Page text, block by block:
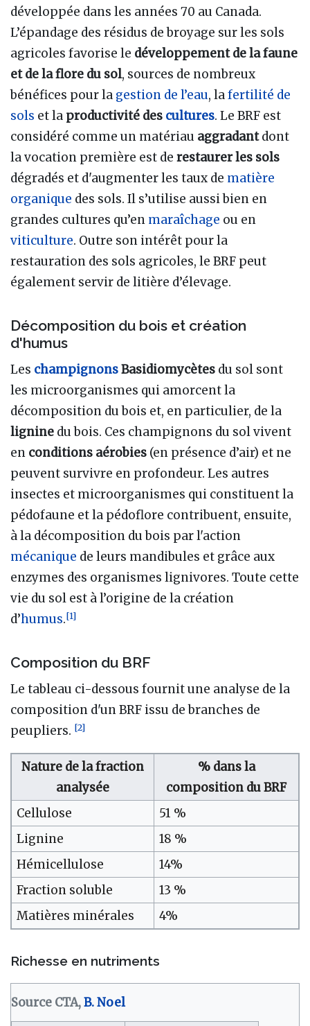
développée dans les années 70 au Canada.
L’épandage des résidus de broyage sur les sols
agricoles favorise le développement de la faune
et de la flore du sol, sources de nombreux
bénéfices pour la gestion de l’eau, lafertilité de
sols et la productivité des cultures. Le BRF est
considéré comme un matériau aggradantdont
la vocation première est de restaurer les sols
dégradés et d'augmenter les taux de matière
organique des sols. Il s’utilise aussi bien en
grandes cultures qu’en maraîchage ou en
viticulture. Outre son intérêt pour la
restauration des sols agricoles, le BRF peut
également servir de litière d’élevage.
Décomposition du bois et création
d'humus
Les champignonsBasidiomycètes du sol sont
les microorganismes qui amorcent la
décomposition du bois et, en particulier, de la
lignine du bois. Ces champignons du sol vivent
en conditions aérobies (en présence d’air) et ne
peuvent survivre en profondeur. Les autres
insectes et microorganismes qui constituent la
pédofaune et la pédoflore contribuent, ensuite,
à la décomposition du bois par l'action
mécanique de leurs mandibules et grâce aux
enzymes des organismes lignivores. Toute cette
vie du sol est à l’origine de la création
d’humus.[1]
Composition du BRF
Le tableau ci-dessous fournit une analyse de la
composition d'un BRF issu de branches de
peupliers. [2]
Nature de la fraction
analysée
% dans la
composition du BRF
Cellulose
51 %
Lignine
18 %
Hémicellulose
14%
Fraction soluble
13 %
Matières minérales
4%
Richesse en nutriments
Source CTA,B. Noel